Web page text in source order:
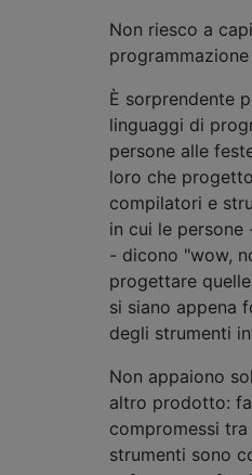
Non riesco a
È sorprendente
linguaggi di
persone alle
loro che
compilatori e
in cui le
- dicono "wow,
progettare
si siano appena
degli strumenti
Non appaiono
altro prodotto:
compromessi
strumenti sono